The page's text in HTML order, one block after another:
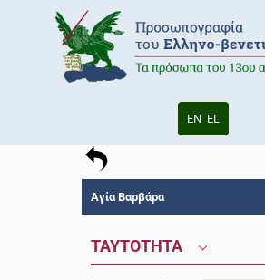
EN EL
Αγία Βαρβάρα
ΤΑΥΤΟΤΗΤΑ